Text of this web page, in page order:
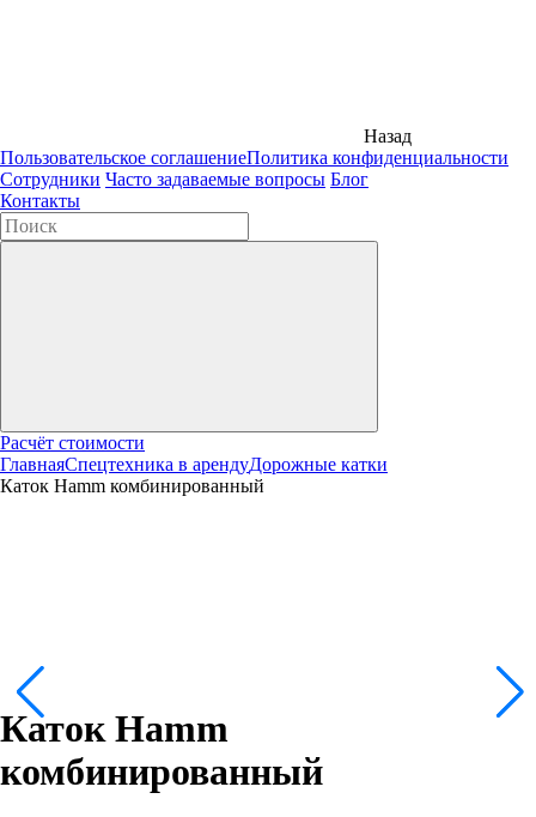
Назад
Пользовательское соглашениеПолитика конфиденциальности
Сотрудники Часто задаваемые вопросы Блог
Контакты
Расчёт стоимости
ГлавнаяСпецтехника в арендуДорожные катки
Каток Hamm комбинированный
Каток Hamm
комбинированный